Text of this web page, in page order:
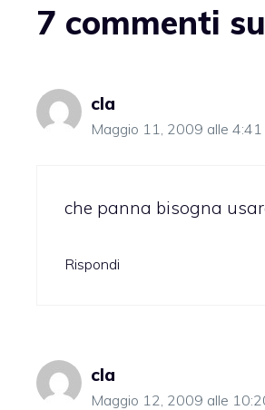
7 commenti
cla
Maggio 11, 2009 alle 4:41
che panna bisogna
Rispondi
cla
Maggio 12, 2009 alle